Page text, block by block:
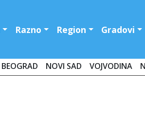
Razno Region Gradovi
BEOGRAD NOVI SAD VOJVODINA